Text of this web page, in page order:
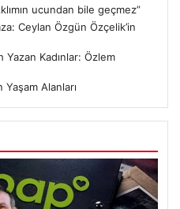
ucundan bile geçmez”
Ceylan Özgün Özçelik’in
Yazan Kadınlar: Özlem
Alanları